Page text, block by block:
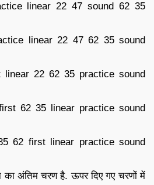
linear 22 47 sound 62 35
linear 22 47 62 35 sound
22 62 35 practice sound
62 35 linear practice sound
62 first linear practice sound
का अंतिम चरण है. ऊपर दिए गए चरणों में